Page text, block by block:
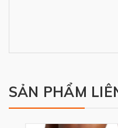
SẢN PHẨM